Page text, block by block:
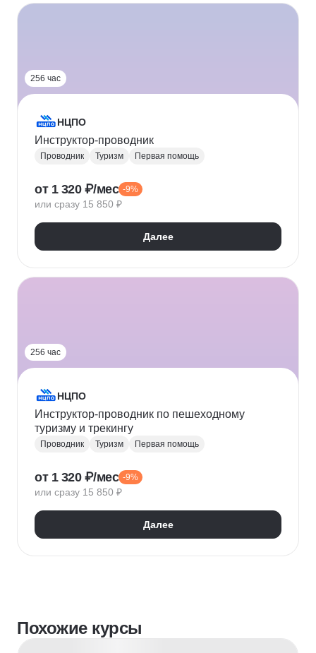
256 час
НЦПО
Инструктор-проводник
Проводник Туризм Первая помощь
от 1 320 ₽/мес -9%
или сразу 15 850 ₽
Далее
256 час
НЦПО
Инструктор-проводник по пешеходному
туризму и трекингу
Проводник Туризм Первая помощь
от 1 320 ₽/мес -9%
или сразу 15 850 ₽
Далее
Похожие курсы